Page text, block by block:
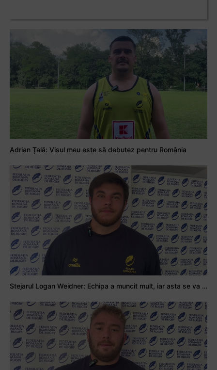
Adrian Țală: Visul meu este să debutez pentru România
Stejarul Logan Weidner: Echipa a muncit mult, iar asta se va vedea în meciurile de la Nations Cup